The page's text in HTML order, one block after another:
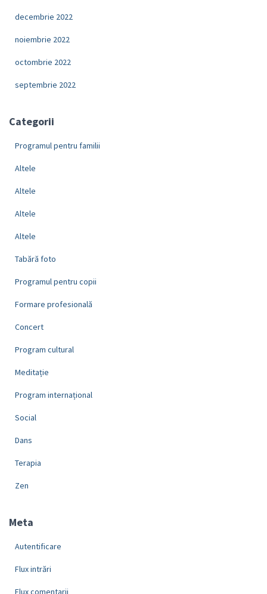
decembrie 2022
noiembrie 2022
octombrie 2022
septembrie 2022
Categorii
Programul pentru familii
Altele
Altele
Altele
Altele
Tabără foto
Programul pentru copii
Formare profesională
Concert
Program cultural
Meditație
Program internațional
Social
Dans
Terapia
Zen
Meta
Autentificare
Flux intrări
Flux comentarii